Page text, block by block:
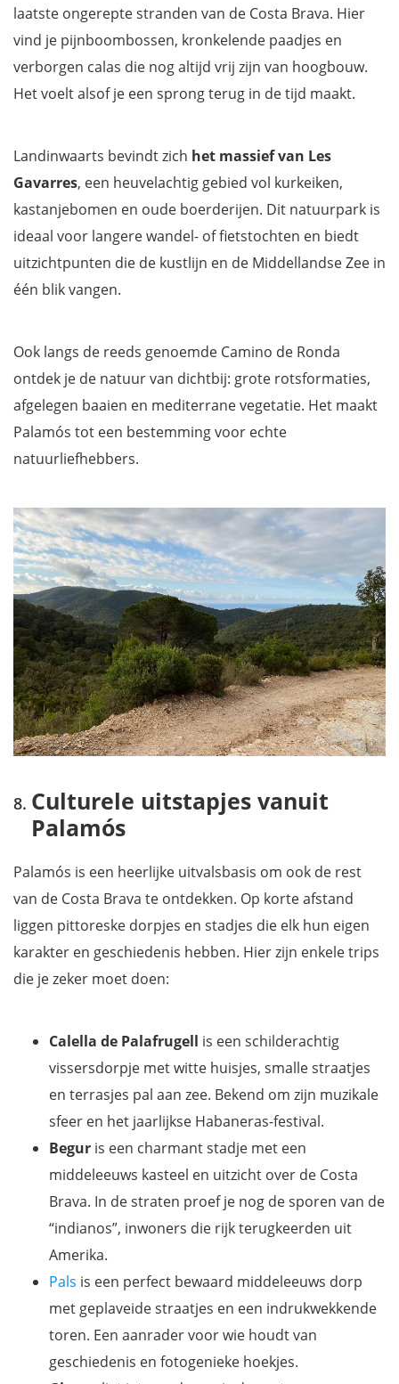
laatste ongerepte stranden van de Costa Brava. Hier
vind je pijnboombossen, kronkelende paadjes en
verborgen calas die nog altijd vrij zijn van hoogbouw.
Het voelt alsof je een sprong terug in de tijd maakt.
Landinwaarts bevindt zich het massief van Les
Gavarres, een heuvelachtig gebied vol kurkeiken,
kastanjebomen en oude boerderijen. Dit natuurpark is
ideaal voor langere wandel- of fietstochten en biedt
uitzichtpunten die de kustlijn en de Middellandse Zee in
één blik vangen.
Ook langs de reeds genoemde Camino de Ronda
ontdek je de natuur van dichtbij: grote rotsformaties,
afgelegen baaien en mediterrane vegetatie. Het maakt
Palamós tot een bestemming voor echte
natuurliefhebbers.
Culturele uitstapjes vanuit
Palamós
Palamós is een heerlijke uitvalsbasis om ook de rest
van de Costa Brava te ontdekken. Op korte afstand
liggen pittoreske dorpjes en stadjes die elk hun eigen
karakter en geschiedenis hebben. Hier zijn enkele trips
die je zeker moet doen:
Calella de Palafrugell is een schilderachtig
vissersdorpje met witte huisjes, smalle straatjes
en terrasjes pal aan zee. Bekend om zijn muzikale
sfeer en het jaarlijkse Habaneras-festival.
Begur is een charmant stadje met een
middeleeuws kasteel en uitzicht over de Costa
Brava. In de straten proef je nog de sporen van de
“indianos”, inwoners die rijk terugkeerden uit
Amerika.
Pals is een perfect bewaard middeleeuws dorp
met geplaveide straatjes en een indrukwekkende
toren. Een aanrader voor wie houdt van
geschiedenis en fotogenieke hoekjes.